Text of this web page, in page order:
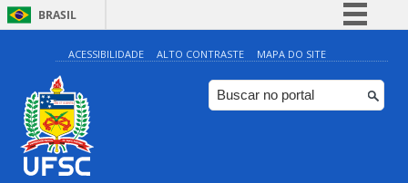
BRASIL
Simplifique!
Comunica BR
Participe
ACESSIBILIDADE ALTO CONTRASTE MAPA DO SITE
0:00